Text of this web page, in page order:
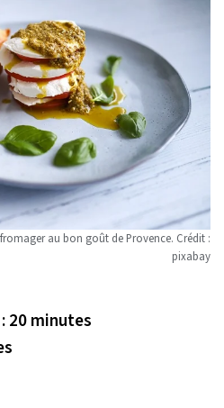
au bon goût de Provence. Crédit :
pixabay
20 minutes